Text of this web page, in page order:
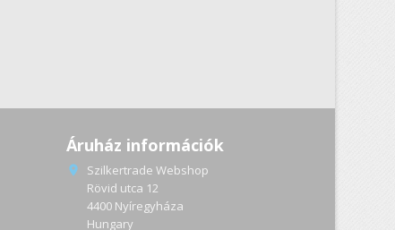
Áruház információk

Szilkertrade Webshop
Rövid utca 12
4400 Nyíregyháza
Hungary